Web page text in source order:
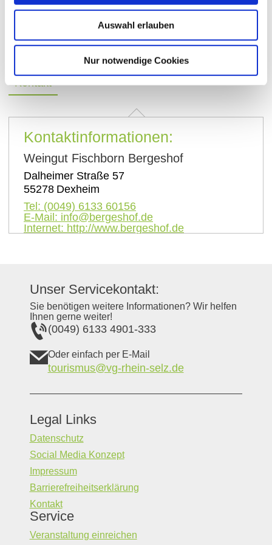
Auswahl erlauben
Nur notwendige Cookies
sommerlicher Begleiter, ebenso wie unser
Traubensaft (rot und weiß) und Traubensecco.
Kontakt
Kontaktinformationen:
Weingut Fischborn Bergeshof
Dalheimer Straße 57
55278 Dexheim
Tel: (0049) 6133 60156
E-Mail: info@bergeshof.de
Internet: http://www.bergeshof.de
Unser Servicekontakt:
Sie benötigen weitere Informationen? Wir helfen
Ihnen gerne weiter!
(0049) 6133 4901-333
Oder einfach per E-Mail
tourismus@vg-rhein-selz.de
Legal Links
Datenschutz
Social Media Konzept
Impressum
Barrierefreiheitserklärung
Kontakt
Service
Veranstaltung einreichen